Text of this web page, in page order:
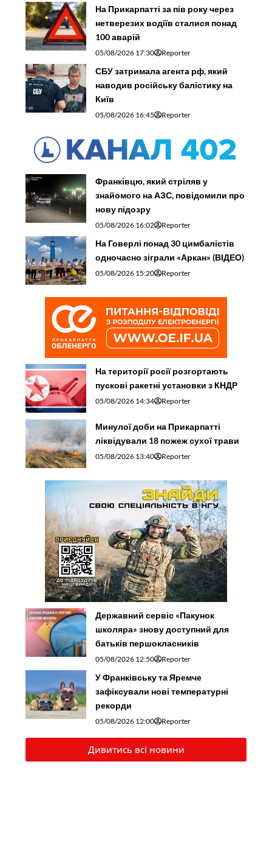
На Прикарпатті за пів року через
нетверезих водіїв сталися понад
100 аварій
05/08/2026 17:30 Reporter
СБУ затримала агента рф, який
наводив російську балістику на
Київ
05/08/2026 16:45 Reporter
Франківцю, який стріляв у
знайомого на АЗС, повідомили про
нову підозру
05/08/2026 16:02 Reporter
На Говерлі понад 30 цимбалістів
одночасно зіграли «Аркан» (ВІДЕО)
05/08/2026 15:20 Reporter
На території росії розгортають
пускові ракетні установки з КНДР
05/08/2026 14:34 Reporter
Минулої доби на Прикарпатті
ліквідували 18 пожеж сухої трави
05/08/2026 13:40 Reporter
Державний сервіс «Пакунок
школяра» знову доступний для
батьків першокласників
05/08/2026 12:50 Reporter
У Франківську та Яремче
зафіксували нові температурні
рекорди
05/08/2026 12:00 Reporter
Дивитись всі новини